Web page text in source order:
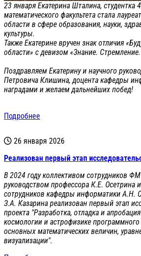
23 января Екатерина Шталина,
математического факультета стала
области в сфере образования, науки,
культуры.
Также Екатерине вручен знак отличия
области» с девизом «Знание. Стремление.
Поздравляем Екатерину и научного
Петровича Клишина, доцента кафедры
наградами и желаем дальнейших побед!
Подробнее
26 января 2026
Реализован первый этап
В 2024 году коллективом сотрудников
руководством профессора К.Е. Осетрина
сотрудников кафедры информатики А.Н.
З.А. Казарина реализован первый этап
проекта "Разработка, отладка и
космологии и астрофизике программного
основных математических величин,
визуализации".